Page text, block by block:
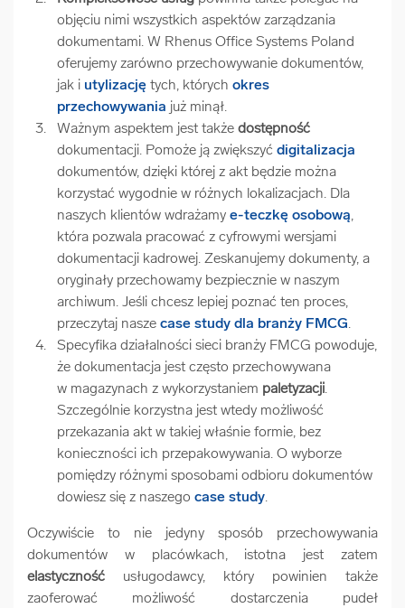
objęciu nimi wszystkich aspektów zarządzania
dokumentami. W Rhenus Office Systems Poland
oferujemy zarówno przechowywanie dokumentów,
jak i utylizację tych, których okres
przechowywania już minął.
Ważnym aspektem jest także dostępność
dokumentacji. Pomoże ją zwiększyć digitalizacja
dokumentów, dzięki której z akt będzie można
korzystać wygodnie w różnych lokalizacjach. Dla
naszych klientów wdrażamy e-teczkę osobową,
która pozwala pracować z cyfrowymi wersjami
dokumentacji kadrowej. Zeskanujemy dokumenty, a
oryginały przechowamy bezpiecznie w naszym
archiwum. Jeśli chcesz lepiej poznać ten proces,
przeczytaj nasze case study dla branży FMCG.
Specyfika działalności sieci branży FMCG powoduje,
że dokumentacja jest często przechowywana
w magazynach z wykorzystaniem paletyzacji.
Szczególnie korzystna jest wtedy możliwość
przekazania akt w takiej właśnie formie, bez
konieczności ich przepakowywania. O wyborze
pomiędzy różnymi sposobami odbioru dokumentów
dowiesz się z naszego case study.
Oczywiście to nie jedyny sposób przechowywania
dokumentów w placówkach, istotna jest zatem
elastyczność usługodawcy, który powinien także
zaoferować możliwość dostarczenia pudeł